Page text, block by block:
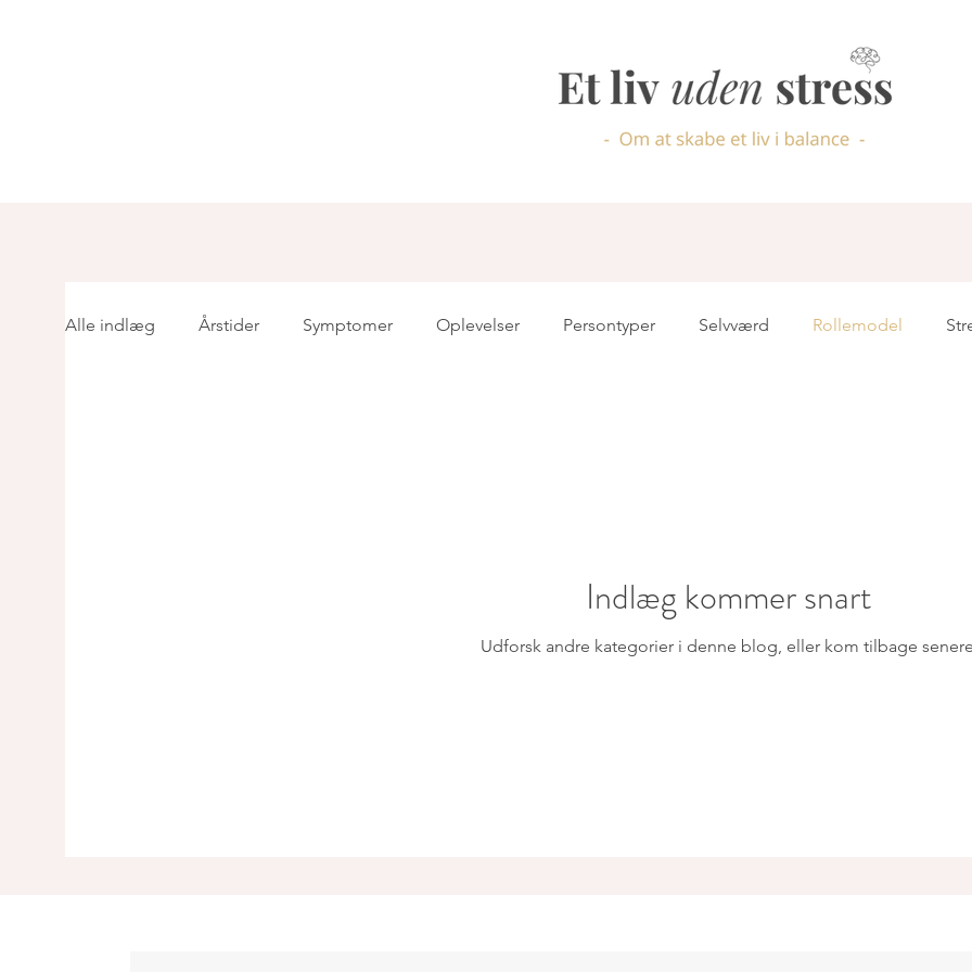
Alle indlæg Årstider Symptomer Oplevelser Persontyper Selvværd Rollemodel
Indlæg kommer snart
Udforsk andre kategorier i denne blog, eller kom tilbage